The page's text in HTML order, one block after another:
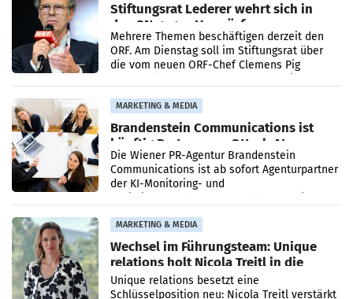
Stiftungsrat Lederer wehrt sich in
den SN gegen Vorwürfe
Mehrere Themen beschäftigen derzeit den
ORF. Am Dienstag soll im Stiftungsrat über
die vom neuen ORF-Chef Clemens Pig
MARKETING & MEDIA
Brandenstein Communications ist
künftig Partner von OtterlyAI
Die Wiener PR-Agentur Brandenstein
Communications ist ab sofort Agenturpartner
der KI-Monitoring- und
MARKETING & MEDIA
Wechsel im Führungsteam: Unique
relations holt Nicola Treitl in die
Geschäftsleitung
Unique relations besetzt eine
Schlüsselposition neu: Nicola Treitl verstärkt